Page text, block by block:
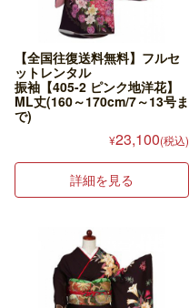
【全国往復送料無料】フルセ
ットレンタル
振袖【405-2 ピンク地洋花】
ML丈(160～170cm/7～13号ま
で)
¥23,100(税込)
詳細を見る